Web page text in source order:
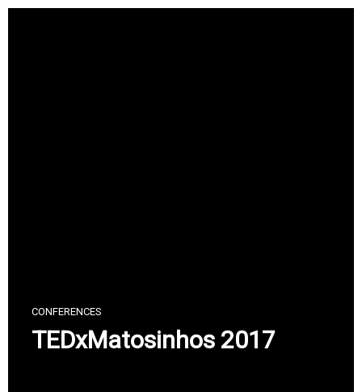
Skip
CONFERENCES
TEDxMatosinhos 2017